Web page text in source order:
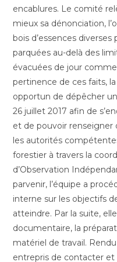
encablures. Le comité
mieux sa dénonciation,
bois d’essences
parquées au-delà des
évacuées de jour
pertinence de ces faits,
opportun de dépêcher
26 juillet 2017 afin de
et de pouvoir renseigner
les autorités
forestier à travers la
d’Observation
parvenir, l’équipe a
interne sur les objectifs
atteindre. Par la suite,
documentaire, la
matériel de travail.
entrepris de contacter et